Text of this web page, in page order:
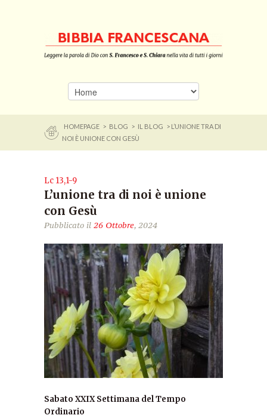
HOMEPAGE > BLOG > IL BLOG
> L’UNIONE TRA DI
NOI È UNIONE CON GESÙ
Lc 13,1-9
L’unione tra di noi è unione
con Gesù
Pubblicato il 26 Ottobre, 2024
Sabato XXIX Settimana del Tempo
Ordinario